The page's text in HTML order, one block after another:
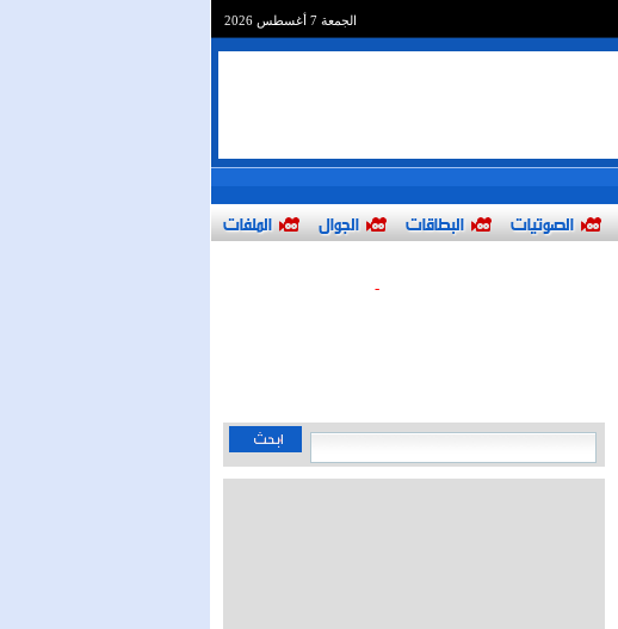
الجمعة 7 أغسطس 2026
الصوتيات البطاقات الجوال الملفات
-